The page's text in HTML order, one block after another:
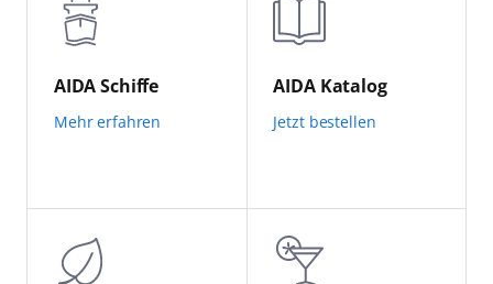
Mehr erfahren
AIDA Schiffe
Jetzt bestellen
AIDA Katalog